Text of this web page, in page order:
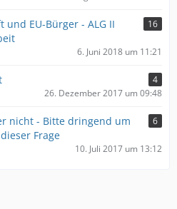
und EU-Bürger - ALG II
16
6. Juni 2018 um 11:21
4
26. Dezember 2017 um 09:48
nicht - Bitte dringend um
Frage
6
10. Juli 2017 um 13:12